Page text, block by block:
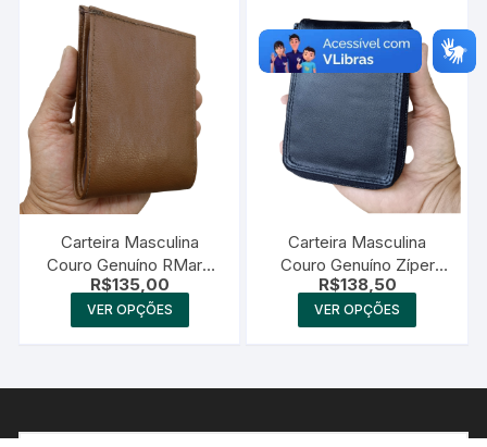
Carteira Masculina
Couro Genuíno RMarq
Collection
R$135,00
VER OPÇÕES
produto
As
Carteira Masculina
Couro Genuíno Zíper
RMarq Collection
R$138,50
VER OPÇÕES
produto
As